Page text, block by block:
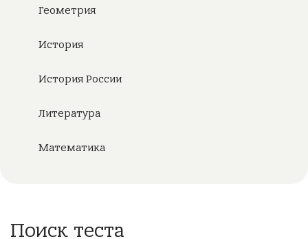
Геометрия
История
История России
Литература
Математика
Поиск теста